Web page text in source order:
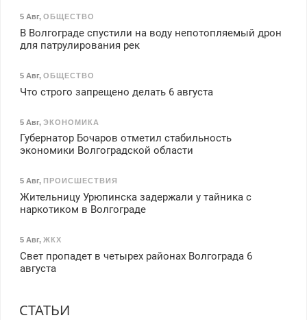
5 Авг, ОБЩЕСТВО
В Волгограде спустили на воду непотопляемый дрон
для патрулирования рек
5 Авг, ОБЩЕСТВО
Что строго запрещено делать 6 августа
5 Авг, ЭКОНОМИКА
Губернатор Бочаров отметил стабильность
экономики Волгоградской области
5 Авг, ПРОИСШЕСТВИЯ
Жительницу Урюпинска задержали у тайника с
наркотиком в Волгограде
5 Авг, ЖКХ
Свет пропадет в четырех районах Волгограда 6
августа
СТАТЬИ